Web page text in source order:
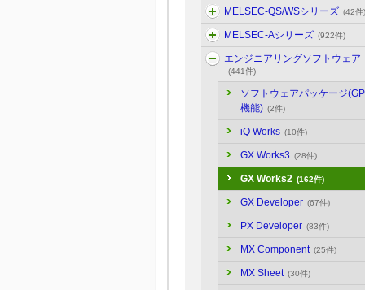
MELSEC-QS/WSシリーズ (42件)
MELSEC-Aシリーズ (922件)
エンジニアリングソフトウェア
(441件)
ソフトウェアパッケージ
機能) (2件)
iQ Works (10件)
GX Works3 (28件)
GX Works2 (162件)
GX Developer (67件)
PX Developer (83件)
MX Component (25件)
MX Sheet (30件)